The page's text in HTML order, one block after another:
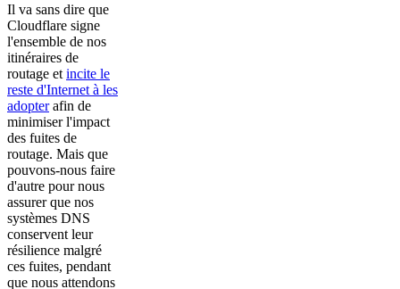
Il va sans dire que
Cloudflare signe
l'ensemble de nos
itinéraires de
routage et incite le
reste d'Internet à les
adopterafin de
minimiser l'impact
des fuites de
routage. Mais que
pouvons-nous faire
d'autre pour nous
assurer que nos
systèmes DNS
conservent leur
résilience malgré
ces fuites, pendant
que nous attendons